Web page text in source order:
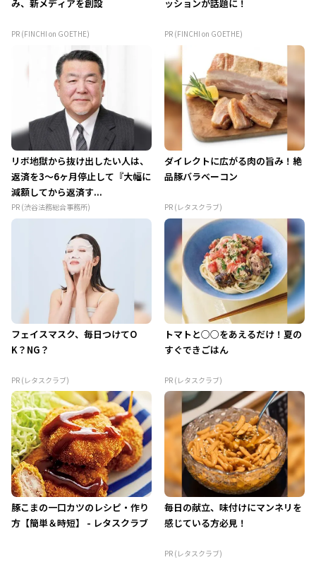
み、新メディアを創設
PR (FINCHI on GOETHE)
ッションが話題に！
PR (FINCHI on GOETHE)
リボ地獄から抜け出したい人は、
返済を3～6ヶ月停止して『大幅に
減額してから返済す...
PR (渋谷法務総合事務所)
ダイレクトに広がる肉の旨み！絶
品豚バラベーコン
PR (レタスクラブ)
フェイスマスク、毎日つけてO
K？NG？
PR (レタスクラブ)
トマトと○○をあえるだけ！夏の
すぐできごはん
PR (レタスクラブ)
豚こまの一口カツのレシピ・作り
方【簡単＆時短】 - レタスクラブ
毎日の献立、味付けにマンネリを
感じている方必見！
PR (レタスクラブ)